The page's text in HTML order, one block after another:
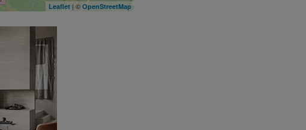
Leaflet | © OpenStreetMap